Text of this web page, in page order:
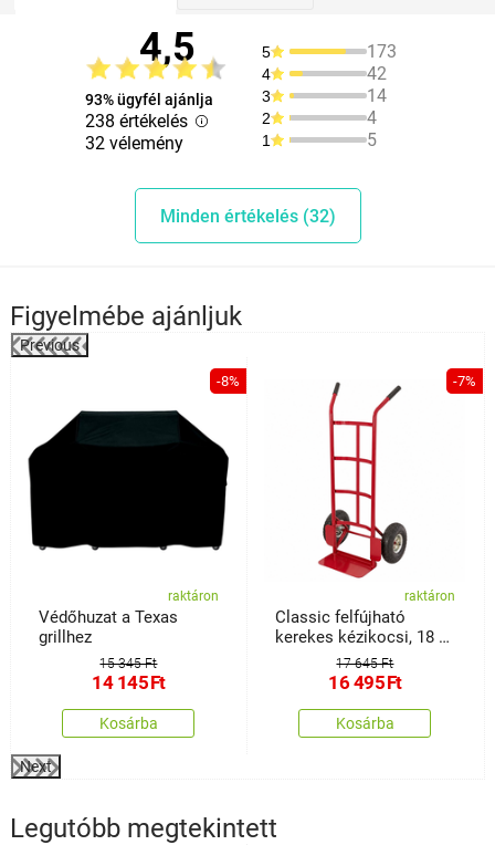
4,5
93% ügyfél ajánlja
238 értékelés
32 vélemény
5 173
4 42
3 14
2 4
1 5
Minden értékelés (32)
Figyelmébe ajánljuk
Previous
-8%
raktáron
Védőhuzat a Texas
grillhez
15 345 Ft
14 145Ft
Kosárba
-7%
raktáron
Classic felfújható
kerekes kézikocsi, 18 x
36 x 113 cm17 645 Ft
16 495Ft
Kosárba
Next
Legutóbb megtekintett